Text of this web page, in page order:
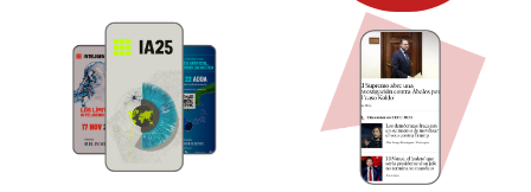
Quiénes somos
Especificaciones